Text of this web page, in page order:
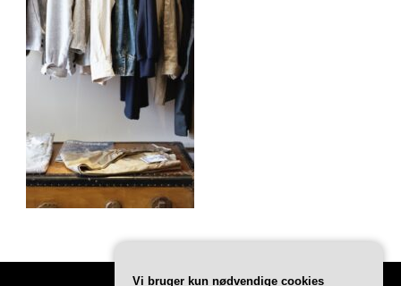
Vi bruger kun nødvendige cookies